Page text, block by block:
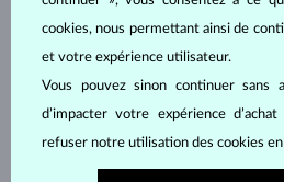
cookies, nous permettant ainsi de
et votre expérience utilisateur.
Vous pouvez sinon continuer sans
d’impacter votre expérience
refuser notre utilisation des cookies